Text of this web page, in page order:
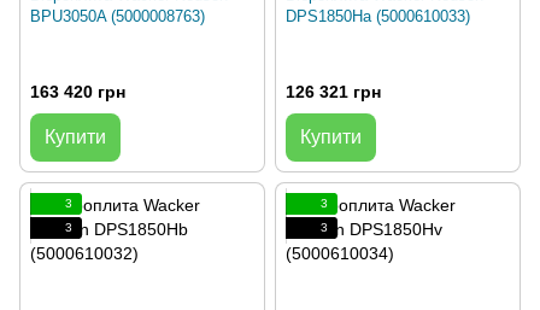
BPU3050A (5000008763)
163 420 грн
Купити
DPS1850Ha (5000610033)
126 321 грн
Купити
3
3
3
3